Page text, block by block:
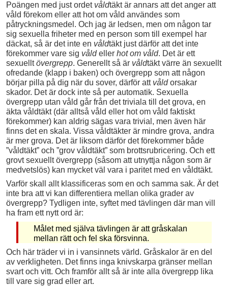
Poängen med just ordet våldtäkt är annars att det anger att
våld förekom eller att hot om våld användes som
påtryckningsmedel. Och jag är ledsen, men om någon tar
sig sexuella friheter med en person som till exempel har
däckat, så är det inte en våldtäkt just därför att det inte
förekommer vare sig våldeller hot om våld. Det är ett
sexuelltövergrepp. Generellt så är våldtäkt värre än sexuellt
ofredande (klapp i baken) och övergrepp som att någon
börjar pilla på dig när du sover, därför att våldorsakar
skador. Det är dock inte så per automatik. Sexuella
övergrepp utan våld går från det triviala till det grova, en
äkta våldtäkt (där alltså våld eller hot om våld faktiskt
förekommer) kan aldrig sägas vara trivial, men även här
finns det en skala. Vissa våldtäkter är mindre grova, andra
är mer grova. Det är liksom därför det förekommer både
”våldtäkt” och ”grov våldtäkt” som brottsrubricering. Och ett
grovt sexuellt övergrepp (såsom att utnyttja någon som är
medvetslös) kan mycket väl vara i paritet med en våldtäkt.
Varför skall allt klassificeras som en och samma sak. Är det
inte bra att vi kan differentiera mellan olika grader av
övergrepp? Tydligen inte, syftet med tävlingen där man vill
ha fram ett nytt ord är:
Målet med själva tävlingen är att gråskalan
mellan rätt och fel ska försvinna.
Och här träder vi in i vansinnets värld. Gråskalor är en del
av verkligheten. Det finns inga knivskarpa gränser mellan
svart och vitt. Och framför allt så är inte alla övergrepp lika
till vare sig grad eller art.